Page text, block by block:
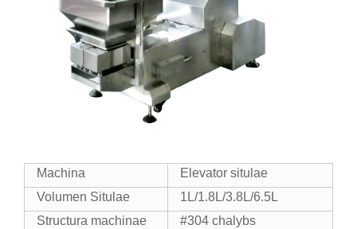
Machina
Elevator situlae
Volumen Situlae
1L/1.8L/3.8L/6.5L
Structura machinae
#304 chalybs